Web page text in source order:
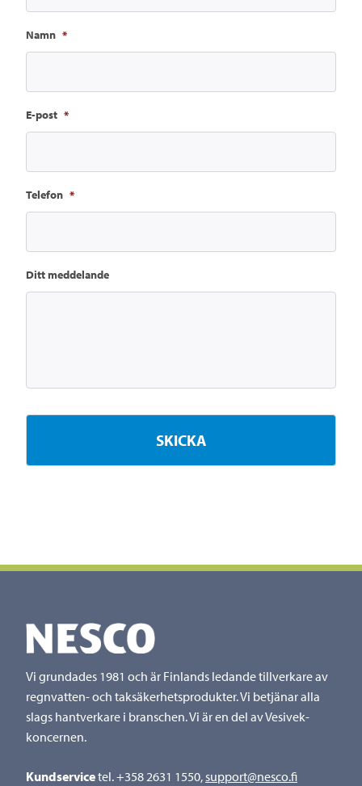
Namn *
E-post *
Telefon *
Ditt meddelande
Vi grundades 1981 och är Finlands ledande tillverkare av
regnvatten- och taksäkerhetsprodukter. Vi betjänar alla
slags hantverkare i branschen. Vi är en del av Vesivek-
koncernen.
Kundservicetel. +358 2631 1550,support@nesco.fi